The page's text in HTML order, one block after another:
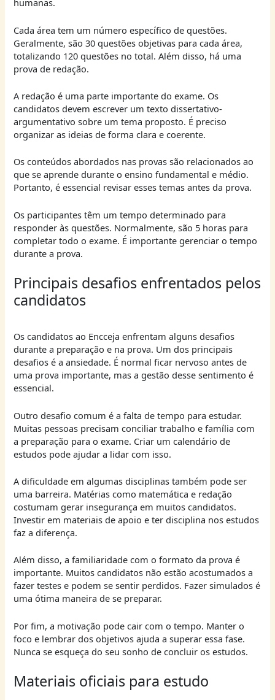
humanas.
Cada área tem um número específico de questões.
Geralmente, são 30 questões objetivas para cada área,
totalizando 120 questões no total. Além disso, há uma
prova de redação.
A redação é uma parte importante do exame. Os
candidatos devem escrever um texto dissertativo-
argumentativo sobre um tema proposto. É preciso
organizar as ideias de forma clara e coerente.
Os conteúdos abordados nas provas são relacionados ao
que se aprende durante o ensino fundamental e médio.
Portanto, é essencial revisar esses temas antes da prova.
Os participantes têm um tempo determinado para
responder às questões. Normalmente, são 5 horas para
completar todo o exame. É importante gerenciar o tempo
durante a prova.
Principais desafios enfrentados pelos
candidatos
Os candidatos ao Encceja enfrentam alguns desafios
durante a preparação e na prova. Um dos principais
desafios é a ansiedade. É normal ficar nervoso antes de
uma prova importante, mas a gestão desse sentimento é
essencial.
Outro desafio comum é a falta de tempo para estudar.
Muitas pessoas precisam conciliar trabalho e família com
a preparação para o exame. Criar um calendário de
estudos pode ajudar a lidar com isso.
A dificuldade em algumas disciplinas também pode ser
uma barreira. Matérias como matemática e redação
costumam gerar insegurança em muitos candidatos.
Investir em materiais de apoio e ter disciplina nos estudos
faz a diferença.
Além disso, a familiaridade com o formato da prova é
importante. Muitos candidatos não estão acostumados a
fazer testes e podem se sentir perdidos. Fazer simulados é
uma ótima maneira de se preparar.
Por fim, a motivação pode cair com o tempo. Manter o
foco e lembrar dos objetivos ajuda a superar essa fase.
Nunca se esqueça do seu sonho de concluir os estudos.
Materiais oficiais para estudo